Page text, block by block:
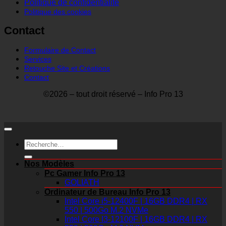
Politique de confidentialité
Politique des cookies
Contact
Formulaire de Contact
Services
Retouche Site et Créations
Contact
©2026 – tout droit réservé – Info Pro 13
Recherche
pour :
Nos Modèles
Pc Gamer Info Pro 13
GOLIATH
Ordinateur de Bureau Info Pro 13
Intel Core i5-12400F | 16GB DDR4 | RX
550 | 500Go M.2 NVMe
Intel Core I3-12100F | 16GB DDR4 | RX